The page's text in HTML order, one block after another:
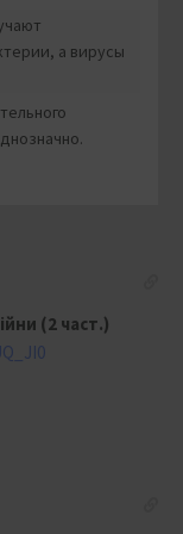
а вирусы
(2 част.)